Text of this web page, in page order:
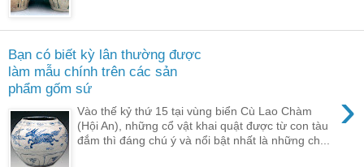
Bạn có biết kỳ lân thường được
làm mẫu chính trên các sản
phẩm gốm sứ
›
Vào thế kỷ thứ 15 tại vùng biển Cù Lao Chàm
(Hội An), những cổ vật khai quật được từ con tàu
đắm thì đáng chú ý và nổi bật nhất là những ch...